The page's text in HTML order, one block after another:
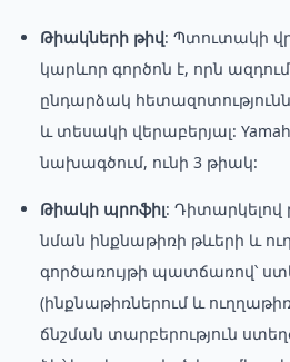
Թիակների թիվ: Պտուտակի
կարևոր գործոն է, որն
ընդարձակ
և տեսակի վերաբերյալ:
նախագծում, ունի 3 թիակ:
Թիակի պրոֆիլ: Դիտարկելով
նման ինքնաթիռի թևերի և
գործառույթի պատճառով՝
(ինքնաթիռներում և
ճնշման տարբերություն